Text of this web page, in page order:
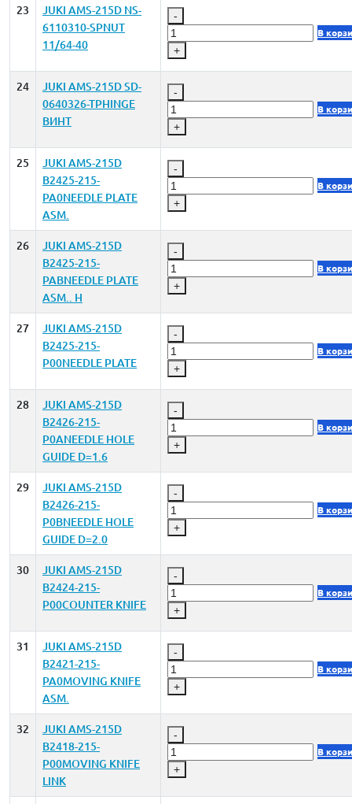
23
JUKI AMS-215D NS-
6110310-SPNUT
11/64-40
-
+
В
24
JUKI AMS-215D SD-
0640326-TPHINGE
ВИНТ
-
+
В
25
JUKI AMS-215D
B2425-215-
PA0NEEDLE PLATE
ASM.
-
+
В
26
JUKI AMS-215D
B2425-215-
PABNEEDLE PLATE
ASM.. H
-
+
В
27
JUKI AMS-215D
B2425-215-
P00NEEDLE PLATE
-
+
В
28
JUKI AMS-215D
B2426-215-
P0ANEEDLE HOLE
GUIDE D=1.6
-
+
В
29
JUKI AMS-215D
B2426-215-
P0BNEEDLE HOLE
GUIDE D=2.0
-
+
В
30
JUKI AMS-215D
B2424-215-
P00COUNTER KNIFE
-
+
В
31
JUKI AMS-215D
B2421-215-
PA0MOVING KNIFE
ASM.
-
+
В
32
JUKI AMS-215D
B2418-215-
P00MOVING KNIFE
LINK
-
+
В